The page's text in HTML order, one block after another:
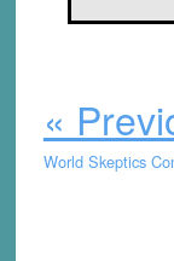
«
World Skeptics